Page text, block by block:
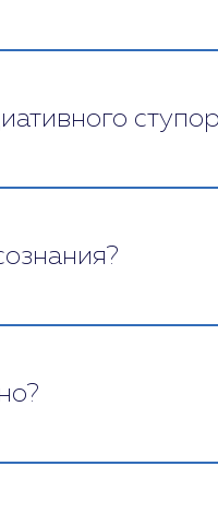
проходит без
хоть и
более других